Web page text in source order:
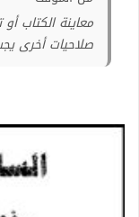
معاينة الكتاب
صلاحيات أخرى